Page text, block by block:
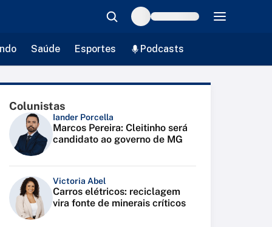
Saúde Esportes Podcasts
Colunistas
Iander Porcella
Marcos Pereira: Cleitinho será
candidato ao governo de MG
Victoria Abel
Carros elétricos: reciclagem
vira fonte de minerais críticos